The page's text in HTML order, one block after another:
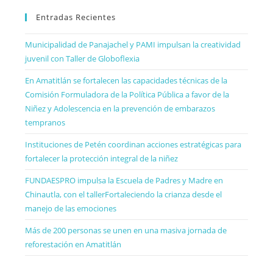
Entradas Recientes
Municipalidad de Panajachel y PAMI impulsan la creatividad
juvenil con Taller de Globoflexia
En Amatitlán se fortalecen las capacidades técnicas de la
Comisión Formuladora de la Política Pública a favor de la
Niñez y Adolescencia en la prevención de embarazos
tempranos
Instituciones de Petén coordinan acciones estratégicas para
fortalecer la protección integral de la niñez
FUNDAESPRO impulsa la Escuela de Padres y Madre en
Chinautla, con el tallerFortaleciendo la crianza desde el
manejo de las emociones
Más de 200 personas se unen en una masiva jornada de
reforestación en Amatitlán